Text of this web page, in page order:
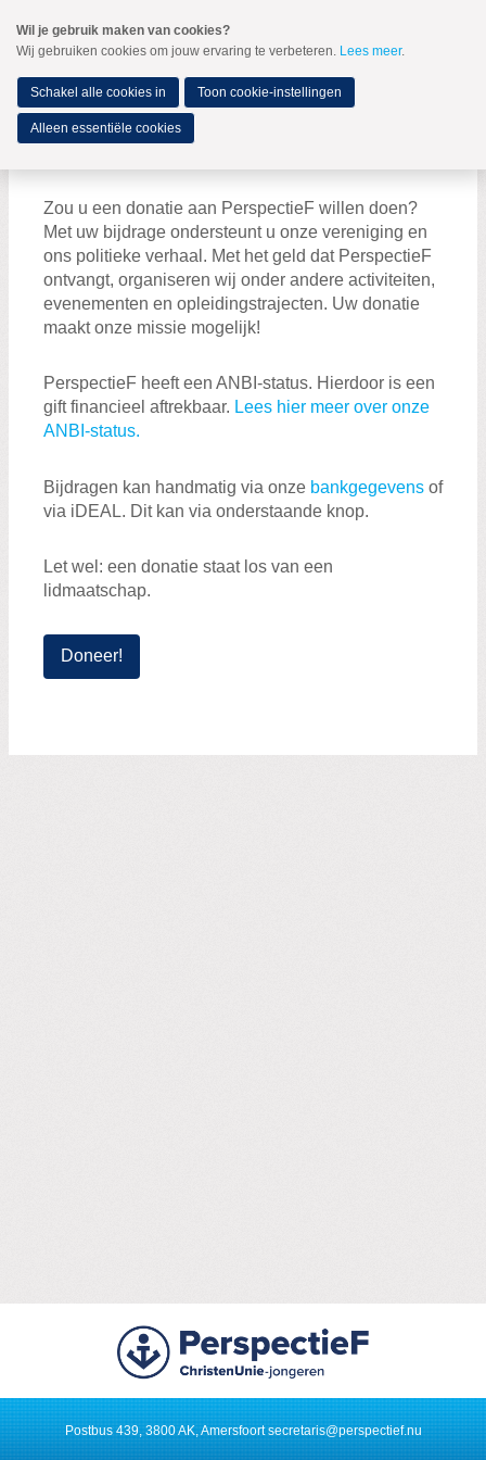
naar
Spring
de
inhoud
Spring
naar
MENU
Word nu lid!
Word actief!
Partners van PerspectieF
Denktank
Opleiding
Zou u een donatie aan PerspectieF willen doen?
Met uw bijdrage ondersteunt u onze vereniging en
ons politieke verhaal. Met het geld dat PerspectieF
ontvangt, organiseren wij onder andere activiteiten,
evenementen en opleidingstrajecten. Uw donatie
maakt onze missie mogelijk!
PerspectieF heeft een ANBI-status. Hierdoor is een
gift financieel aftrekbaar. Lees hier meer over onze
ANBI-status.
Bijdragen kan handmatig via onze bankgegevens of
via iDEAL. Dit kan via onderstaande knop.
Let wel: een donatie staat los van een
lidmaatschap.
Doneer!
Postbus 439, 3800 AK, Amersfoortsecretaris@perspectief.nu
Wil je gebruik maken van cookies?
Wij gebruiken cookies om jouw ervaring te verbeteren. Lees meer.
Schakel alle cookies in Toon cookie-instellingen
Alleen essentiële cookies